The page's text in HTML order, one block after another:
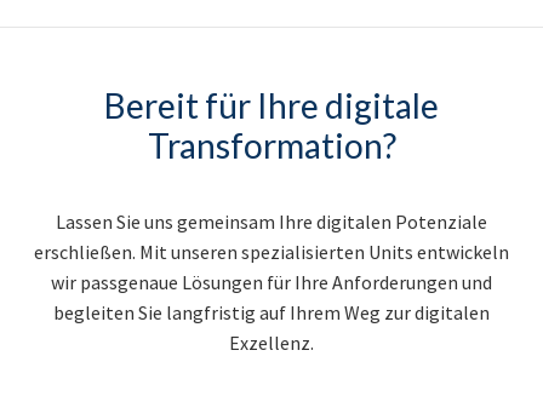
Bereit für Ihre digitale
Transformation?
Lassen Sie uns gemeinsam Ihre digitalen Potenziale
erschließen. Mit unseren spezialisierten Units entwickeln
wir passgenaue Lösungen für Ihre Anforderungen und
begleiten Sie langfristig auf Ihrem Weg zur digitalen
Exzellenz.